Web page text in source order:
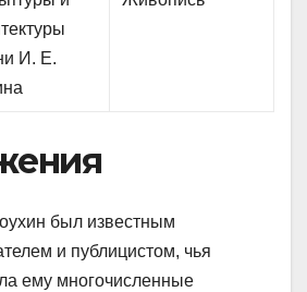
И. Е.
был известным
и публицистом, чья
ему многочисленные